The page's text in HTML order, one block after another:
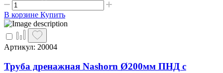
В корзине Купить
Артикул: 20004
Труба дренажная Nashorn Ø200мм ПНД с